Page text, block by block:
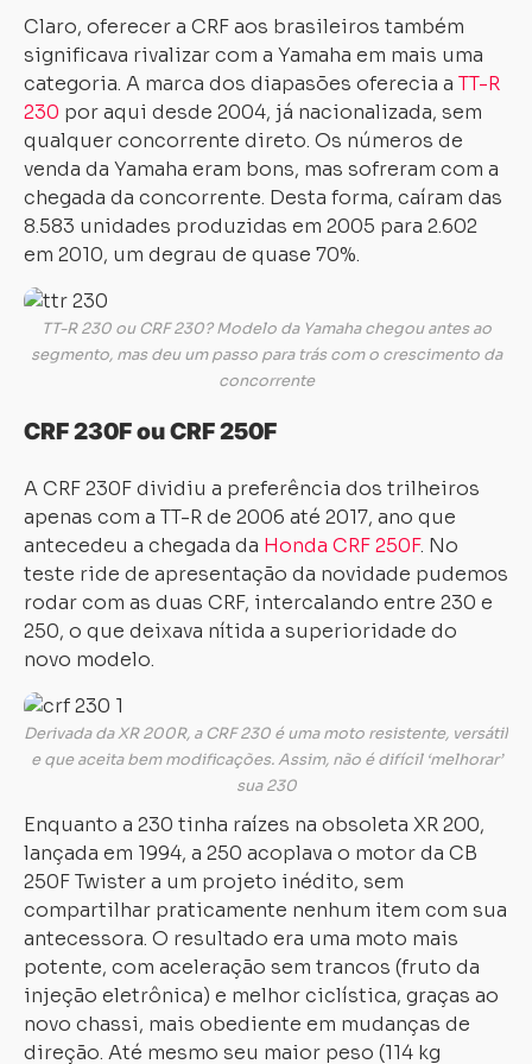
Claro, oferecer a CRF aos brasileiros também
significava rivalizar com a Yamaha em mais uma
categoria. A marca dos diapasões oferecia a TT-R
230 por aqui desde 2004, já nacionalizada, sem
qualquer concorrente direto. Os números de
venda da Yamaha eram bons, mas sofreram com a
chegada da concorrente. Desta forma, caíram das
8.583 unidades produzidas em 2005 para 2.602
em 2010, um degrau de quase 70%.
TT-R 230 ou CRF 230? Modelo da Yamaha chegou antes ao
segmento, mas deu um passo para trás com o crescimento da
concorrente
CRF 230F ou CRF 250F
A CRF 230F dividiu a preferência dos trilheiros
apenas com a TT-R de 2006 até 2017, ano que
antecedeu a chegada da Honda CRF 250F. No
teste ride de apresentação da novidade pudemos
rodar com as duas CRF, intercalando entre 230 e
250, o que deixava nítida a superioridade do
novo modelo.
Derivada da XR 200R, a CRF 230 é uma moto resistente, versátil
e que aceita bem modificações. Assim, não é difícil ‘melhorar’
sua 230
Enquanto a 230 tinha raízes na obsoleta XR 200,
lançada em 1994, a 250 acoplava o motor da CB
250F Twister a um projeto inédito, sem
compartilhar praticamente nenhum item com sua
antecessora. O resultado era uma moto mais
potente, com aceleração sem trancos (fruto da
injeção eletrônica) e melhor ciclística, graças ao
novo chassi, mais obediente em mudanças de
direção. Até mesmo seu maior peso (114 kg